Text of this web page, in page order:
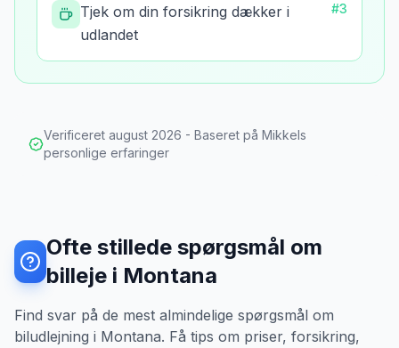
Tjek om din forsikring dækker i
udlandet
#3
Verificeret august 2026 - Baseret på Mikkels
personlige erfaringer
Ofte stillede spørgsmål om
billeje i Montana
Find svar på de mest almindelige spørgsmål om
biludlejning i Montana. Få tips om priser, forsikring,